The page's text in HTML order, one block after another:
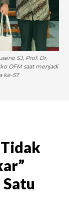
SJ, Prof. Dr.
OFM saat menjadi
ke-57.